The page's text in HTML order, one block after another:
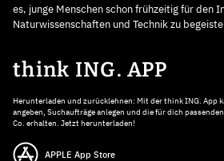
es, junge Menschen schon frühzeitig für den
Naturwissenschaften und Technik zu
think ING. APP
Herunterladen und zurücklehnen: Mit der think ING. App
angeben, Suchaufträge anlegen und die für dich
Co. erhalten. Jetzt herunterladen!
APPLE App Store